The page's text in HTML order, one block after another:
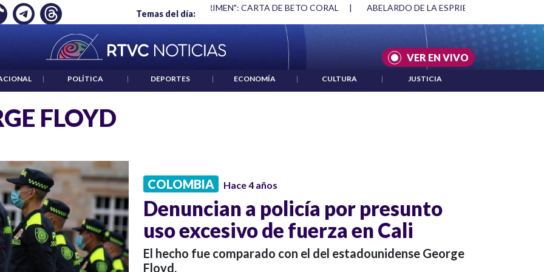
Temas del día:
EMPLEO: JP MORGAN "HABLAR NO ES UN CRIMEN": CARTA DE BETO CORAL | ABELARDO DE LA ESPRIELLA Y DMG
VER EN VIVO
| POLÍTICA | DEPORTES | ECONOMÍA | CULTURA | JUSTICIA
FLOYD
COLOMBIA Hace 4 años
Denuncian a policía por presunto
uso excesivo de fuerza en Cali
El hecho fue comparado con el del estadounidense George
Floyd.